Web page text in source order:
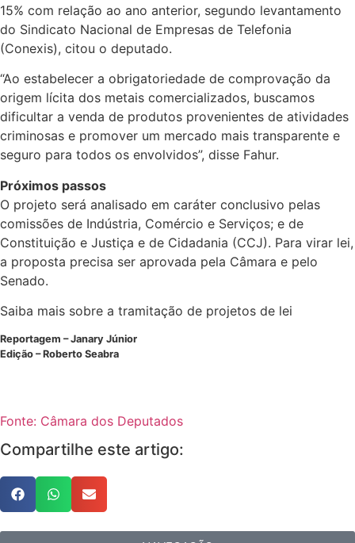
15% com relação ao ano anterior, segundo levantamento
do Sindicato Nacional de Empresas de Telefonia
(Conexis), citou o deputado.
“Ao estabelecer a obrigatoriedade de comprovação da
origem lícita dos metais comercializados, buscamos
dificultar a venda de produtos provenientes de atividades
criminosas e promover um mercado mais transparente e
seguro para todos os envolvidos”, disse Fahur.
Próximos passos
O projeto será analisado em caráter conclusivo pelas
comissões de Indústria, Comércio e Serviços; e de
Constituição e Justiça e de Cidadania (CCJ). Para virar lei,
a proposta precisa ser aprovada pela Câmara e pelo
Senado.
Saiba mais sobre a tramitação de projetos de lei
Reportagem – Janary Júnior
Edição – Roberto Seabra
Fonte: Câmara dos Deputados
Compartilhe este artigo: